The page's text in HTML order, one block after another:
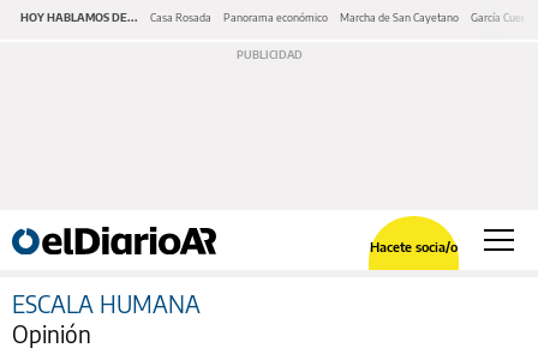
HOY HABLAMOS DE... Casa Rosada Panorama económico Marcha de San Cayetano García Cuerva
Hacete socia/o
ESCALA HUMANA
Opinión